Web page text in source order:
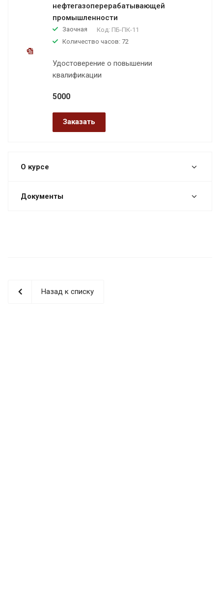
нефтегазоперерабатывающей
промышленности
Заочная Код: ПБ-ПК-11
Количество часов: 72
Удостоверение о повышении
квалификации
5000
Заказать
О курсе
Документы
Назад к списку